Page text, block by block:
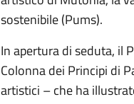
sostenibile (Pums).
In apertura di seduta, il
Colonna dei Principi di
artistici – che ha